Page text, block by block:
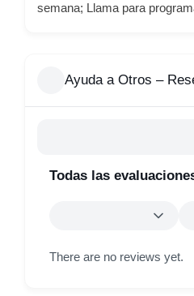
semana; Llama para
Ayuda a Otros –
Todas las
There are no reviews yet.